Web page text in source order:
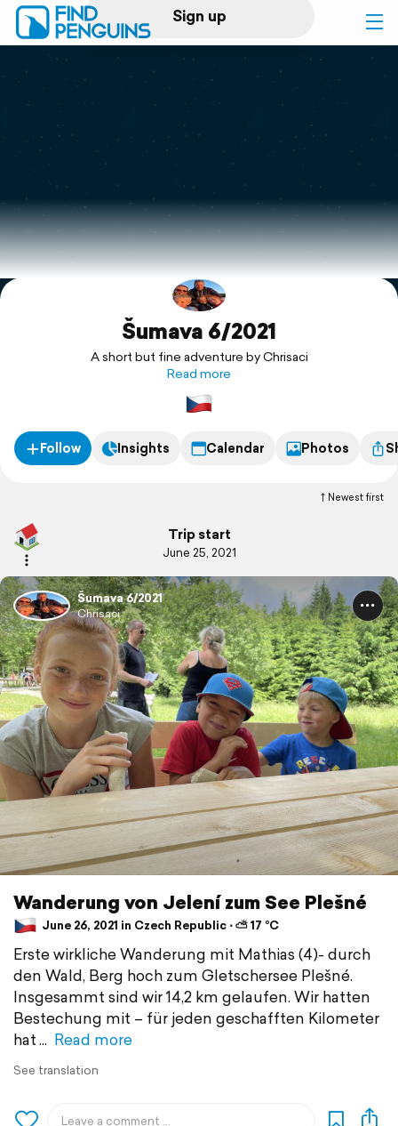
Sign up
Log in
Print a book
Flyover video
Explore
Šumava 6/2021
A short but fine adventure by Chrisaci
Read more
Follow Insights Calendar Photos
Newest first
Trip start
June 25, 2021
Šumava 6/2021
Chrisaci
Wanderung von Jelení zum See Plešné
June 26, 2021 in Czech Republic ⋅ ⛅ 17 °C
Erste wirkliche Wanderung mit Mathias (4)- durch
den Wald, Berg hoch zum Gletschersee Plešné.
Insgesammt sind wir 14,2 km gelaufen. Wir hatten
Bestechung mit – für jeden geschafften Kilometer
hat
Read more
See translation